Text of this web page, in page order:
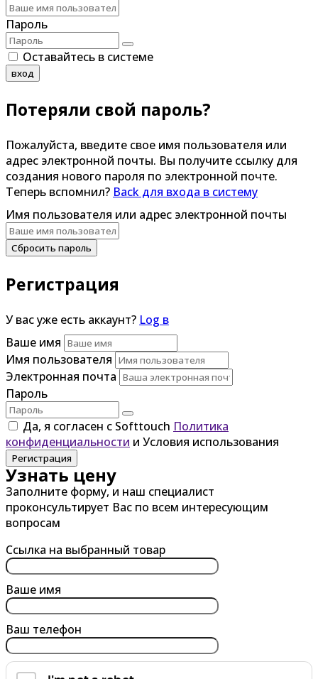
Пароль
Оставайтесь в системе
вход
Потеряли свой пароль?
Пожалуйста, введите свое имя пользователя или
адрес электронной почты. Вы получите ссылку для
создания нового пароля по электронной почте.
Теперь вспомнил? Back для входа в систему
Имя пользователя или адрес электронной почты
Сбросить пароль
Регистрация
У вас уже есть аккаунт? Log в
Ваше имя
Имя пользователя
Электронная почта
Пароль
Да, я согласен с Softtouch Политика
конфиденциальности и Условия использования
Регистрация
Узнать цену
Заполните форму, и наш специалист
проконсультирует Вас по всем интересующим
вопросам
Ссылка на выбранный товар
Ваше имя
Ваш телефон